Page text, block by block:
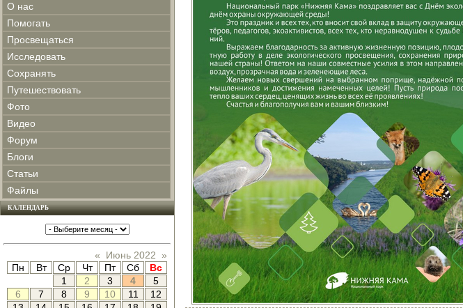
О нас
Помогать
Просвещаться
Исследовать
Сохранять
Путешествовать
Фото
Видео
Форум
Блоги
Статьи
Файлы
КАЛЕНДАРЬ
« Июнь 2022 »
Пн
Вт Ср Чт Пт Сб
Вс
1
2 3 4
5
6
7 8 9 10 11
12